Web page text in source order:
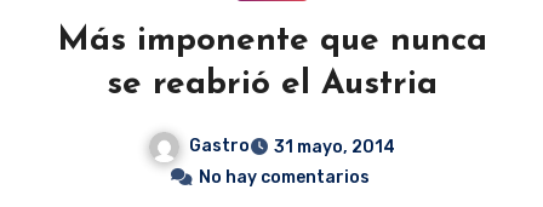
Más imponente que nunca
se reabrió el Austria
Gastro
31 mayo, 2014
No hay comentarios